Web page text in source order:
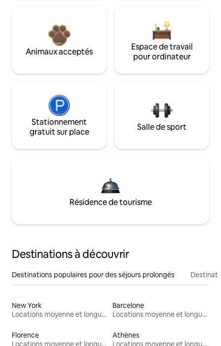
Animaux acceptés
Espace de travail
pour ordinateur
Stationnement
gratuit sur place
Salle de sport
Résidence de tourisme
Destinations à découvrir
Destinations populaires pour des séjours prolongés
New York
Locations moyenne et longue durée
Barcelone
Locations moyenne et longue durée
Florence
Locations moyenne et longue durée
Athènes
Locations moyenne et longue durée